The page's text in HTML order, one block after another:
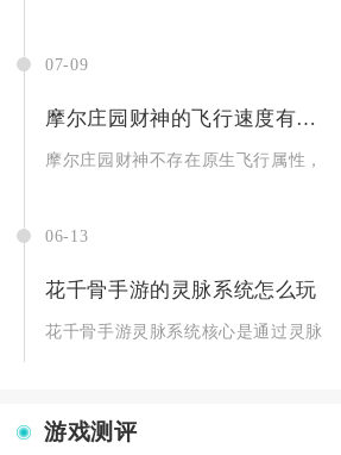
07-09
摩尔庄园财神的飞行速度有多快
摩尔庄园财神不存在原生飞行属性，
06-13
花千骨手游的灵脉系统怎么玩
花千骨手游灵脉系统核心是通过灵脉
游戏测评